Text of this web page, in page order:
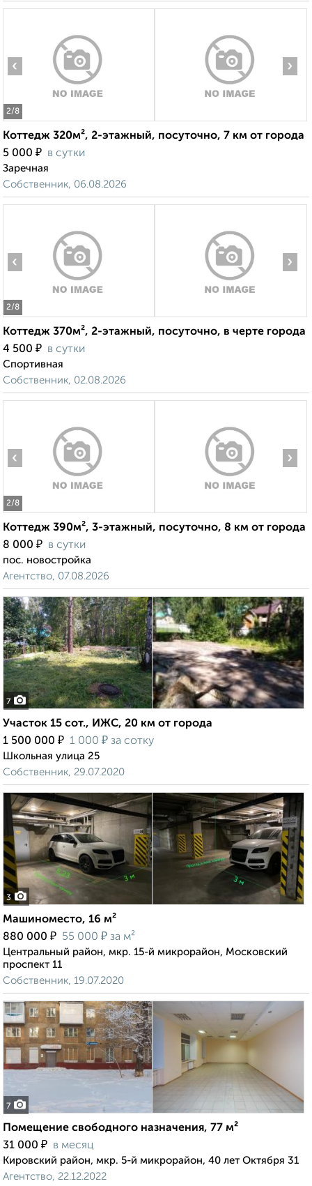
2/8
‹ ›
Коттедж 320м², 2-этажный, посуточно, 7 км от города
5 000 ₽ в сутки
Заречная
Собственник, 06.08.2026
2/8
‹ ›
Коттедж 370м², 2-этажный, посуточно, в черте города
4 500 ₽ в сутки
Спортивная
Собственник, 02.08.2026
2/8
‹ ›
Коттедж 390м², 3-этажный, посуточно, 8 км от города
8 000 ₽ в сутки
пос. новостройка
Агентство, 07.08.2026
7
Участок 15 сот., ИЖС, 20 км от города
1 500 000 ₽ 1 000 ₽ за сотку
Школьная улица 25
Собственник, 29.07.2020
3
Машиноместо, 16 м²
880 000 ₽ 55 000 ₽ за м²
Центральный район, мкр. 15-й микрорайон, Московский
проспект 11
Собственник, 19.07.2020
7
Помещение свободного назначения, 77 м²
31 000 ₽ в месяц
Кировский район, мкр. 5-й микрорайон, 40 лет Октября 31
Агентство, 22.12.2022